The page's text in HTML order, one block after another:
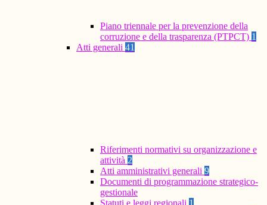
Piano triennale per la prevenzione della
corruzione e della trasparenza (PTPCT) 1
Atti generali 41
Riferimenti normativi su organizzazione e
attività 2
Atti amministrativi generali 9
Documenti di programmazione strategico-
gestionale